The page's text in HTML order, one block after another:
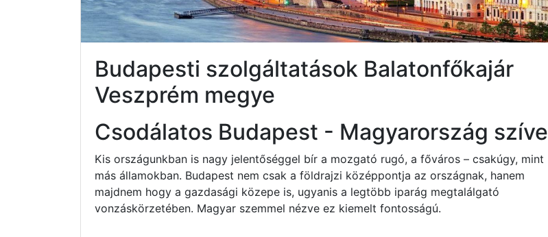
Budapesti szolgáltatások Balatonfőkajár
Veszprém megye
Csodálatos Budapest - Magyarország szíve
Kis országunkban is nagy jelentőséggel bír a mozgató rugó, a főváros – csakúgy, mint
más államokban. Budapest nem csak a földrajzi középpontja az országnak, hanem
majdnem hogy a gazdasági közepe is, ugyanis a legtöbb iparág megtalálgató
vonzáskörzetében. Magyar szemmel nézve ez kiemelt fontosságú.